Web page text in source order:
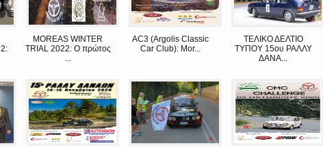
MOREAS WINTER
TRIAL 2022: Ο πρώτος
...
AC3 (Argolis Classic
Car Club): Mor...
ΤΕΛΙΚΟ ΔΕΛΤΙΟ
ΤΥΠΟΥ 15ου ΡΑΛΛΥ
ΔΑΝΑ...